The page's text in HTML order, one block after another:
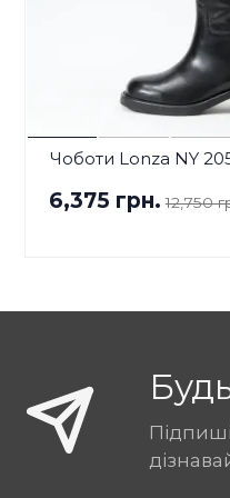
Чоботи Lonza NY
6,375 грн. 12,750